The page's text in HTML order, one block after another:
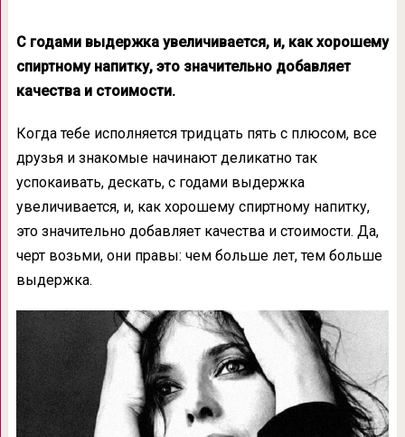
С годами выдержка увеличивается, и, как хорошему
спиртному напитку, это значительно добавляет
качества и стоимости.
Когда тебе исполняется тридцать пять с плюсом, все
друзья и знакомые начинают деликатно так
успокаивать, дескать, с годами выдержка
увеличивается, и, как хорошему спиртному напитку,
это значительно добавляет качества и стоимости. Да,
черт возьми, они правы: чем больше лет, тем больше
выдержка.